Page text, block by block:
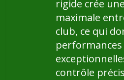
rigide crée
maximale
club, ce qui
contrôle